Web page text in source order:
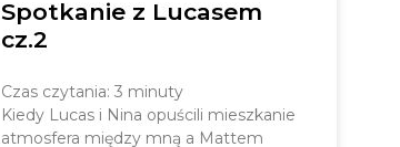
Spotkanie z Lucasem
cz.2
Czas czytania: 3 minuty
Kiedy Lucas i Nina opuścili mieszkanie
atmosfera między mną a Mattem